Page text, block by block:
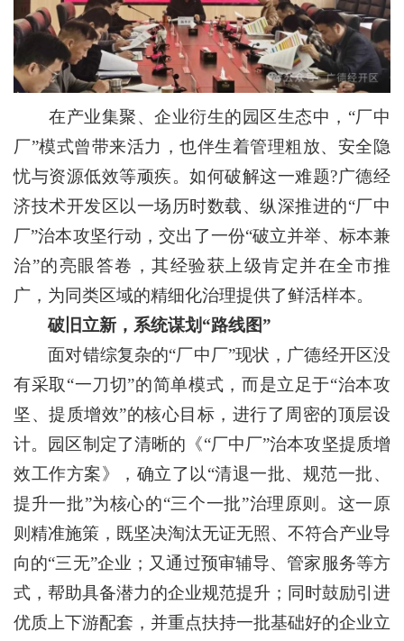
在产业集聚、企业衍生的园区生态中，“厂中
厂”模式曾带来活力，也伴生着管理粗放、安全隐
忧与资源低效等顽疾。如何破解这一难题?广德经
济技术开发区以一场历时数载、纵深推进的“厂中
厂”治本攻坚行动，交出了一份“破立并举、标本兼
治”的亮眼答卷，其经验获上级肯定并在全市推
广，为同类区域的精细化治理提供了鲜活样本。
破旧立新，系统谋划“路线图”
面对错综复杂的“厂中厂”现状，广德经开区没
有采取“一刀切”的简单模式，而是立足于“治本攻
坚、提质增效”的核心目标，进行了周密的顶层设
计。园区制定了清晰的《“厂中厂”治本攻坚提质增
效工作方案》，确立了以“清退一批、规范一批、
提升一批”为核心的“三个一批”治理原则。这一原
则精准施策，既坚决淘汰无证无照、不符合产业导
向的“三无”企业；又通过预审辅导、管家服务等方
式，帮助具备潜力的企业规范提升；同时鼓励引进
优质上下游配套，并重点扶持一批基础好的企业立